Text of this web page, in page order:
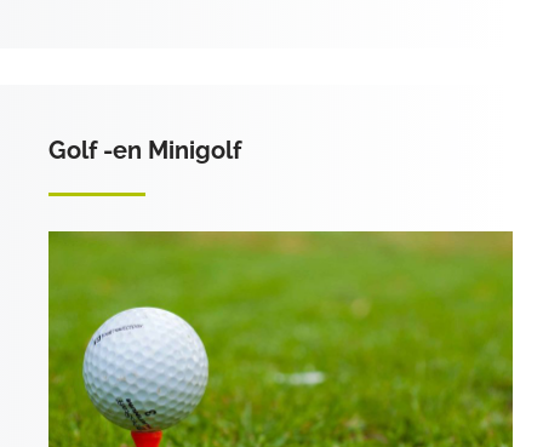
Golf -en Minigolf